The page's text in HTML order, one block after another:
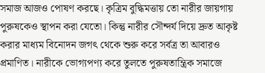
সমাজ আজও পোষণ করছে। কৃত্রিম বুদ্ধিমত্তায় তো নারীর জায়গায়
পুরুষকেও স্থাপন করা যেতো। কিন্তু নারীর সৌন্দর্য দিয়ে দ্রুত আকৃষ্ট
করার মাধ্যম বিনোদন জগৎ থেকে শুরু করে সর্বত্র তা আবারও
প্রমাণিত। নারীকে ভোগ্যপণ্য করে তুলতে পুরুষতান্ত্রিক সমাজে